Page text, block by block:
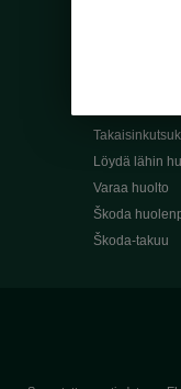
Alkuperäiset
Alkuperäiset
Löydä lähin
Varaa huolto
Škoda
Škoda-takuu